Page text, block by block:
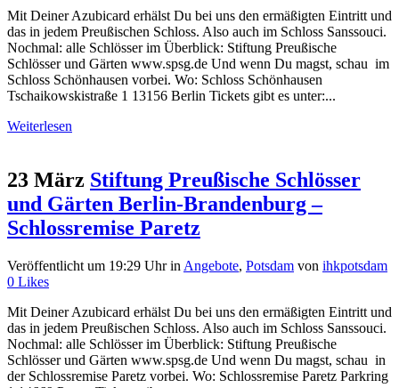
Mit Deiner Azubicard erhälst Du bei uns den ermäßigten Eintritt und
das in jedem Preußischen Schloss. Also auch im Schloss Sanssouci.
Nochmal: alle Schlösser im Überblick: Stiftung Preußische
Schlösser und Gärten www.spsg.de Und wenn Du magst, schau im
Schloss Schönhausen vorbei. Wo: Schloss Schönhausen
Tschaikowskistraße 1 13156 Berlin Tickets gibt es unter:...
Weiterlesen
23 März Stiftung Preußische Schlösser
und Gärten Berlin-Brandenburg –
Schlossremise Paretz
Veröffentlicht um 19:29 Uhrin Angebote, Potsdam von ihkpotsdam
0 Likes
Mit Deiner Azubicard erhälst Du bei uns den ermäßigten Eintritt und
das in jedem Preußischen Schloss. Also auch im Schloss Sanssouci.
Nochmal: alle Schlösser im Überblick: Stiftung Preußische
Schlösser und Gärten www.spsg.de Und wenn Du magst, schau in
der Schlossremise Paretz vorbei. Wo: Schlossremise Paretz Parkring